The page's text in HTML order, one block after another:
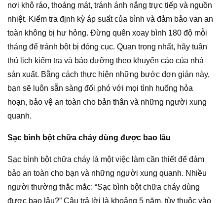
nơi khô ráo, thoáng mát, tránh ánh nắng trực tiếp và nguồn
nhiệt. Kiểm tra định kỳ áp suất của bình và đảm bảo van an
toàn không bị hư hỏng. Đừng quên xoay bình 180 độ mỗi
tháng để tránh bột bị đóng cục. Quan trọng nhất, hãy tuân
thủ lịch kiểm tra và bảo dưỡng theo khuyến cáo của nhà
sản xuất. Bằng cách thực hiện những bước đơn giản này,
bạn sẽ luôn sẵn sàng đối phó với mọi tình huống hỏa
hoạn, bảo vệ an toàn cho bản thân và những người xung
quanh.
Sạc bình bột chữa cháy dùng được bao lâu
Sạc bình bột chữa cháy là một việc làm cần thiết để đảm
bảo an toàn cho bạn và những người xung quanh. Nhiều
người thường thắc mắc: “Sạc bình bột chữa cháy dùng
được bao lâu?” Câu trả lời là khoảng 5 năm, tùy thuộc vào